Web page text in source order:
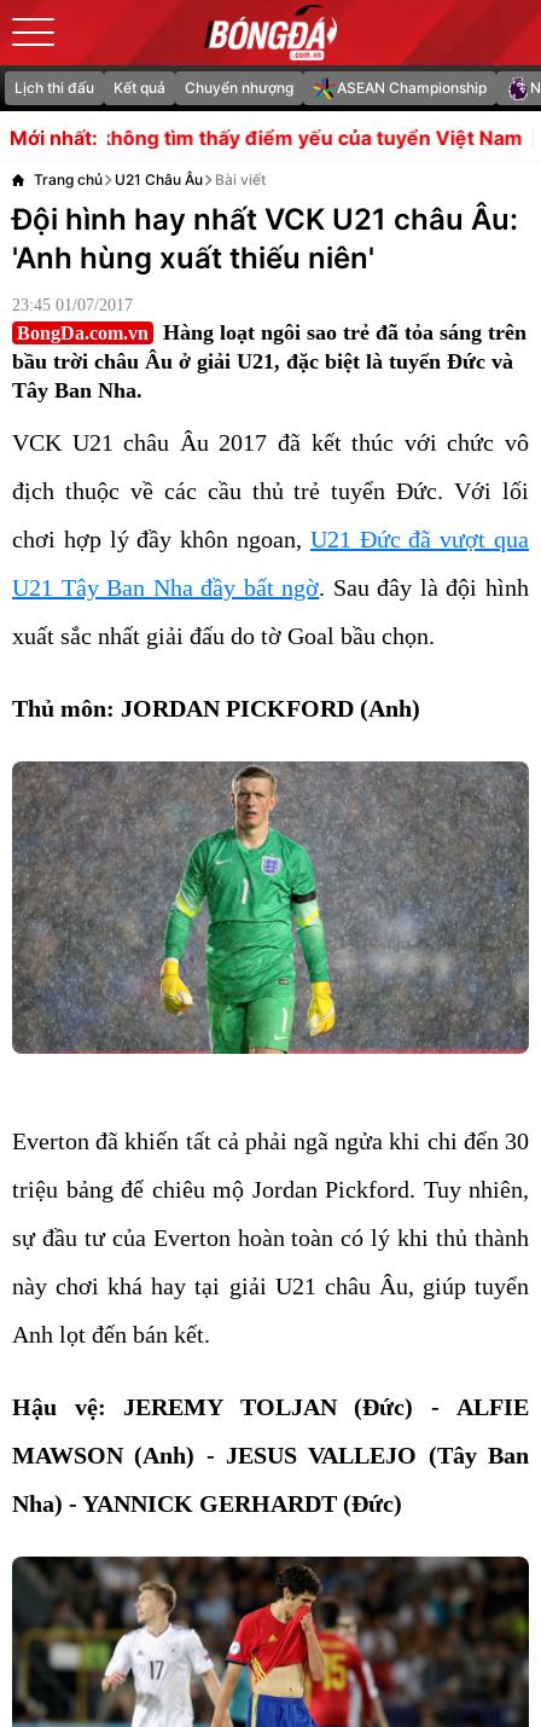
Lịch thi đấu Kết quả Chuyển nhượng ASEAN Championship
Mới nhất:
thấy điểm yếu của tuyển Việt Nam HLV Kim Sang Sik
Trang chủ U21 Châu Âu Bài viết
Đội hình hay nhất VCK U21 châu Âu:
'Anh hùng xuất thiếu niên'
23:45 01/07/2017
BongDa.com.vn
Hàng loạt ngôi sao trẻ đã tỏa sáng trên
bầu trời châu Âu ở giải U21, đặc biệt là tuyển Đức và
Tây Ban Nha.
VCK U21 châu Âu 2017 đã kết thúc với chức vô
địch thuộc về các cầu thủ trẻ tuyển Đức. Với lối
chơi hợp lý đầy khôn ngoan, U21 Đức đã vượt qua
U21 Tây Ban Nha đầy bất ngờ. Sau đây là đội hình
xuất sắc nhất giải đấu do tờ Goal bầu chọn.
Thủ môn: JORDAN PICKFORD (Anh)
Everton đã khiến tất cả phải ngã ngửa khi chi đến 30
triệu bảng để chiêu mộ Jordan Pickford. Tuy nhiên,
sự đầu tư của Everton hoàn toàn có lý khi thủ thành
này chơi khá hay tại giải U21 châu Âu, giúp tuyển
Anh lọt đến bán kết.
Hậu vệ: JEREMY TOLJAN (Đức) - ALFIE
MAWSON (Anh) - JESUS VALLEJO (Tây Ban
Nha) - YANNICK GERHARDT (Đức)